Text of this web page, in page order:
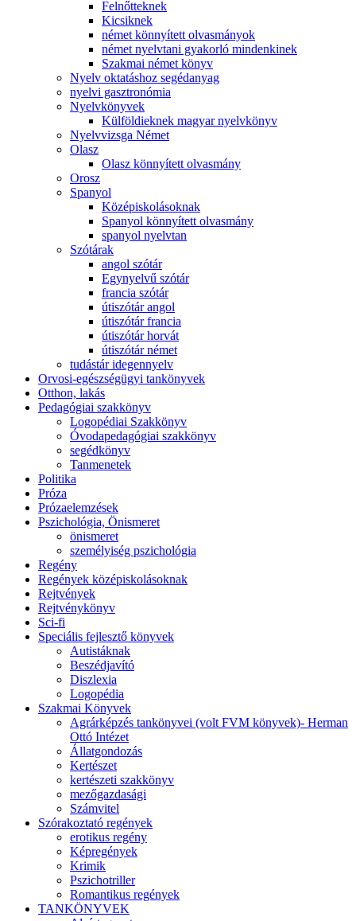
Felnőtteknek
Kicsiknek
német könnyített olvasmányok
német nyelvtani gyakorló mindenkinek
Szakmai német könyv
Nyelv oktatáshoz segédanyag
nyelvi gasztronómia
Nyelvkönyvek
Külföldieknek magyar nyelvkönyv
Nyelvvizsga Német
Olasz
Olasz könnyített olvasmány
Orosz
Spanyol
Középiskolásoknak
Spanyol könnyített olvasmány
spanyol nyelvtan
Szótárak
angol szótár
Egynyelvű szótár
francia szótár
útiszótár angol
útiszótár francia
útiszótár horvát
útiszótár német
tudástár idegennyelv
Orvosi-egészségügyi tankönyvek
Otthon, lakás
Pedagógiai szakkönyv
Logopédiai Szakkönyv
Óvodapedagógiai szakkönyv
segédkönyv
Tanmenetek
Politika
Próza
Prózaelemzések
Pszichológia, Önismeret
önismeret
személyiség pszichológia
Regény
Regények középiskolásoknak
Rejtvények
Rejtvénykönyv
Sci-fi
Speciális fejlesztő könyvek
Autistáknak
Beszédjavító
Diszlexia
Logopédia
Szakmai Könyvek
Agrárképzés tankönyvei (volt FVM könyvek)- Herman
Ottó Intézet
Állatgondozás
Kertészet
kertészeti szakkönyv
mezőgazdasági
Számvitel
Szórakoztató regények
erotikus regény
Képregények
Krimik
Pszichotriller
Romantikus regények
TANKÖNYVEK